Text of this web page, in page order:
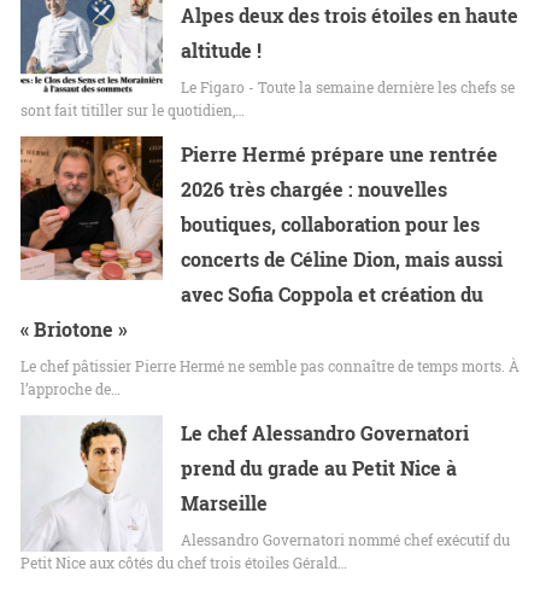
Alpes deux des trois étoiles en haute
altitude !
Le Figaro - Toute la semaine dernière les chefs se
sont fait titiller sur le quotidien,…
Pierre Hermé prépare une rentrée
2026 très chargée : nouvelles
boutiques, collaboration pour les
concerts de Céline Dion, mais aussi
avec Sofia Coppola et création du
« Briotone »
Le chef pâtissier Pierre Hermé ne semble pas connaître de temps morts. À
l’approche de…
Le chef Alessandro Governatori
prend du grade au Petit Nice à
Marseille
Alessandro Governatori nommé chef exécutif du
Petit Nice aux côtés du chef trois étoiles Gérald…